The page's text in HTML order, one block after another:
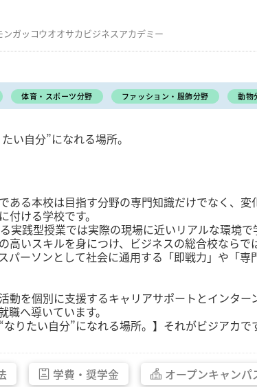
ンガッコウオオサカビジネスアカデミー
体育・スポーツ分野 ファッション・服飾分野 動物
い自分”になれる場所。
ある本校は目指す分野の専門知識だけでなく、
付ける学校です。
実践型授業では実際の現場に近いリアルな環境
高いスキルを身につけ、ビジネスの総合校なら
パーソンとして社会に通用する「即戦力」や「
動を個別に支援するキャリアサポートとインタ
職へ導いています。
なりたい自分”になれる場所。】それがビジアカで
学費・ 奨学金 オープンキャンパ